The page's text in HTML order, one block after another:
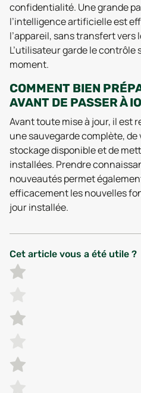
confidentialité. Une grande
l’intelligence artificielle est
l’appareil, sans transfert vers
L’utilisateur garde le contrôle
moment.
COMMENT BIEN
AVANT DE PASSER À
Avant toute mise à jour, il est
une sauvegarde complète, de
stockage disponible et de
installées. Prendre
nouveautés permet
efficacement les nouvelles
jour installée.
Cet article vous a été utile ?